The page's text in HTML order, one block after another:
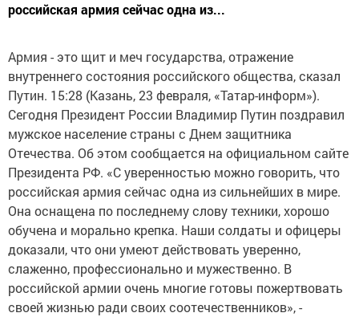
российская армия сейчас одна из...
Армия - это щит и меч государства, отражение
внутреннего состояния российского общества, сказал
Путин. 15:28 (Казань, 23 февраля, «Татар-информ»).
Сегодня Президент России Владимир Путин поздравил
мужское население страны с Днем защитника
Отечества. Об этом сообщается на официальном сайте
Президента РФ. «С уверенностью можно говорить, что
российская армия сейчас одна из сильнейших в мире.
Она оснащена по последнему слову техники, хорошо
обучена и морально крепка. Наши солдаты и офицеры
доказали, что они умеют действовать уверенно,
слаженно, профессионально и мужественно. В
российской армии очень многие готовы пожертвовать
своей жизнью ради своих соотечественников», -